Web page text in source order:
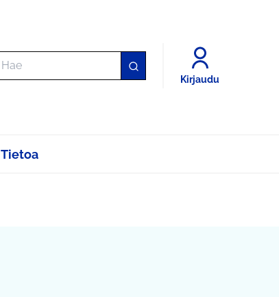
Kirjaudu
Tietoa